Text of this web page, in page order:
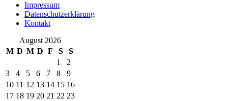
Impressum
Datenschutzerklärung
Kontakt
August 2026
M D M D F S
S
1
2
3
4 5 6 7 8
9
10 11 12 13 14 15 16
17 18 19 20 21 22 23